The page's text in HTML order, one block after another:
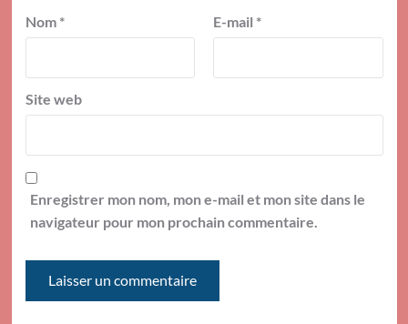
Nom * E-mail *
Site web
Enregistrer mon nom, mon e-mail et mon site dans le
navigateur pour mon prochain commentaire.